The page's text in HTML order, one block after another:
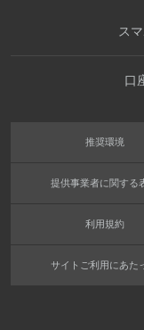
ス
口
推奨環境
提供事業者に関する
利用規約
サイトご利用にあた